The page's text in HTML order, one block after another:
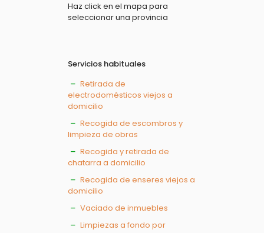
Haz click en el mapa para
seleccionar una provincia
Servicios habituales
Retirada de
electrodomésticos viejos a
domicilio
Recogida de escombros y
limpieza de obras
Recogida y retirada de
chatarra a domicilio
Recogida de enseres viejos a
domicilio
Vaciado de inmuebles
Limpiezas a fondo por